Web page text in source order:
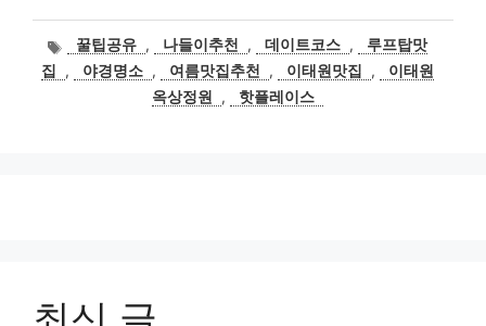
태꿀팁공유 , 나들이추천 , 데이트코스 ,
루프탑맛
집
, 야경명소 , 여름맛집추천 , 이태원맛집 ,
이태원
옥상정원
, 핫플레이스